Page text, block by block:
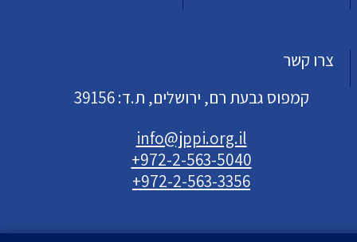
צרו קשר
קמפוס גבעת רם, ירושלים, ת.ד: 39156
info@jppi.org.il
+972-2-563-5040
+972-2-563-3356